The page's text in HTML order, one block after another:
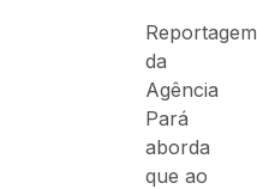
Reportagem
da
Agência
Pará
aborda
que ao